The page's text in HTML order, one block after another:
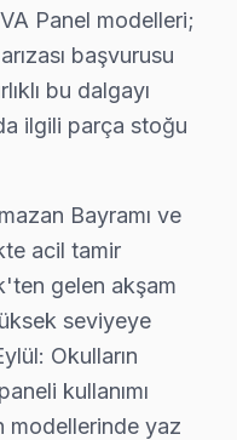
Rakamlar
Sarıyer
- ₺6.500
serisine göre değişiklik
- ₺1.800 arası
Kartı:Her biri için
Fiyat Farkı:
Panel modelleri;
başvurusu
bu dalgayı
ilgili parça stoğu
Bayramı ve
acil tamir
gelen akşam
seviyeye
Okulların
kullanımı
modellerinde yaz